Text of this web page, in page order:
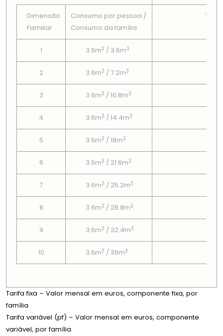
Dimensão
Familiar
Consumo por pessoa /
Consumo da famí­lia
Tarifa
1 3.6m3 / 3.6m3
2 3.6m3 / 7.2m3
3 3.6m3 / 10.8m3
4 3.6m3 / 14.4m3
5 3.6m3 / 18m3
6 3.6m3 / 21.6m3
7 3.6m3 / 25.2m3
8 3.6m3 / 28.8m3
9 3.6m3 / 32.4m3
10 3.6m3 / 36m3
Tarifa fixa – Valor mensal em euros, componente fixa, por
família.
Tarifa variável (pf) – Valor mensal em euros, componente
variável, por família.